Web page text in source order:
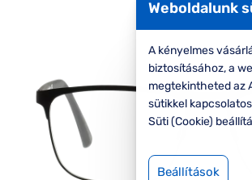
Weboldalunk
A kényelmes
biztosításához, a
megtekintheted az
sütikkel
Süti (Cookie)
Beállítások